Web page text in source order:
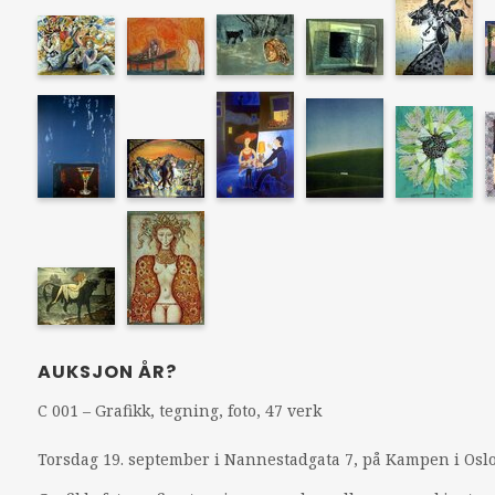
AUKSJON ÅR?
C 001 – Grafikk, tegning, foto, 47 verk
Torsdag 19. september i Nannestadgata 7, på Kampen i